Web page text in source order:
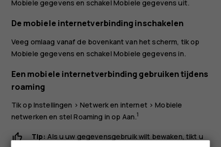
Mobiele gegevens en schakel Mobiele gegevens uit.
De mobiele internetverbinding inschakelen
Veeg omlaag vanaf de bovenkant van het scherm, tik op
Mobiele gegevens en schakel Mobiele gegevens in.
Een mobiele internetverbinding gebruiken tijdens
roaming
Tik op Instellingen >Netwerk en internet >Mobiele
netwerken en stelRoaming in op Aan.1
Tip: Als u uw gegevensgebruik wilt bewaken, tikt u